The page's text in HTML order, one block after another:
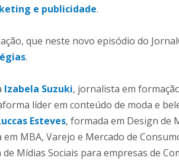
e publicidade.
que neste novo episódio do
.
Izabela Suzuki, jornalista em
líder em conteúdo de moda e
Esteves, formada em Design de
MBA, Varejo e Mercado de
Mídias Sociais para empresas de